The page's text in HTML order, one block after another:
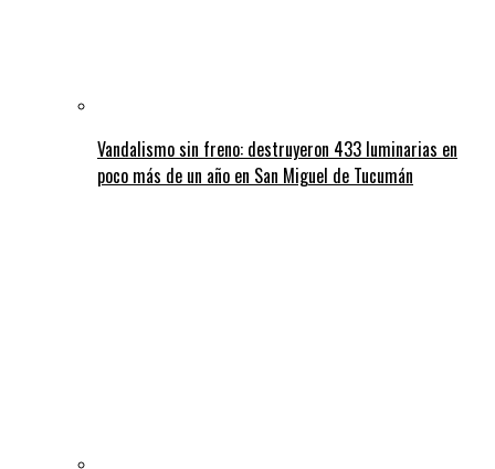
Vandalismo sin freno: destruyeron 433 luminarias en
poco más de un año en San Miguel de Tucumán